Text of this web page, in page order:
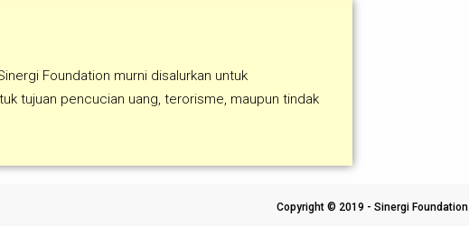
Foundation murni disalurkan untuk
tujuan pencucian uang, terorisme, maupun tindak
Copyright © 2019 - Sinergi Foundation